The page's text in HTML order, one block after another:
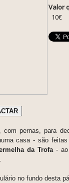
Valor
10€
com pernas, para
casa - são feitas
da Trofa- ao
no fundo desta